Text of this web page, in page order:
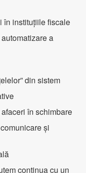
în instituțiile fiscale
a
din sistem
în schimbare
și
continua cu un